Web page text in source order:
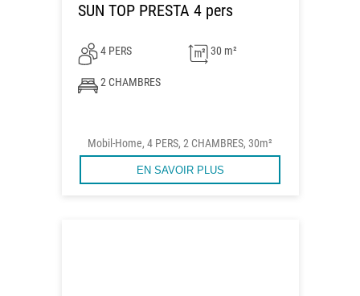
SUN TOP PRESTA 4 pers
4 PERS 30 m²
2 CHAMBRES
Mobil-Home, 4 PERS, 2 CHAMBRES, 30m²
EN SAVOIR PLUS